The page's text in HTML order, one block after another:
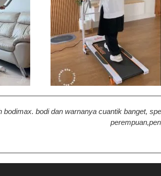
bodimax. bodi dan warnanya cuantik banget,